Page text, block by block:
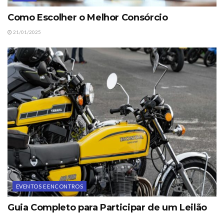
Como Escolher o Melhor Consórcio
21/01/2025
EVENTOS E ENCONTROS
Guia Completo para Participar de um Leilão